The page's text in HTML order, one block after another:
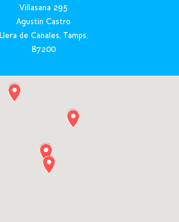
Villasana 295
Agustin Castro
Llera de Canales, Tamps.
87200